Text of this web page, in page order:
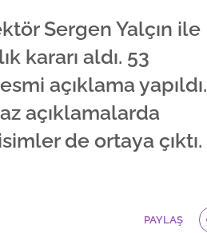
Sergen Yalçın ile
kararı aldı. 53
açıklama yapıldı.
açıklamalarda
de ortaya çıktı.
PAYLAŞ